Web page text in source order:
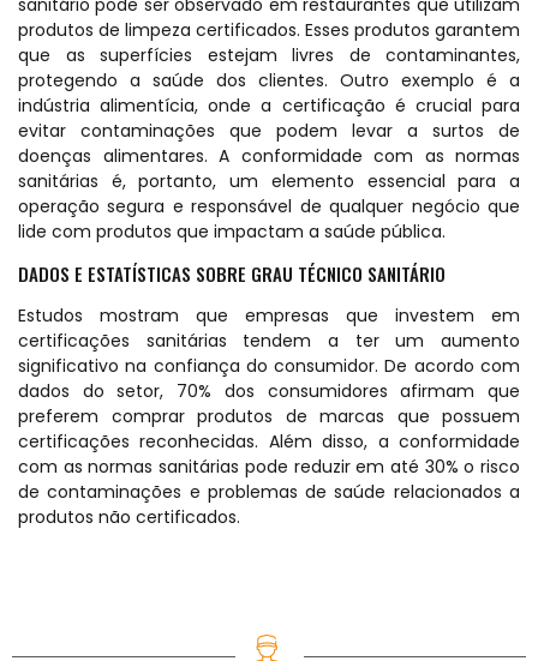
sanitário pode ser observado em restaurantes que utilizam
produtos de limpeza certificados. Esses produtos garantem
que as superfícies estejam livres de contaminantes,
protegendo a saúde dos clientes. Outro exemplo é a
indústria alimentícia, onde a certificação é crucial para
evitar contaminações que podem levar a surtos de
doenças alimentares. A conformidade com as normas
sanitárias é, portanto, um elemento essencial para a
operação segura e responsável de qualquer negócio que
lide com produtos que impactam a saúde pública.
DADOS E ESTATÍSTICAS SOBRE GRAU TÉCNICO SANITÁRIO
Estudos mostram que empresas que investem em
certificações sanitárias tendem a ter um aumento
significativo na confiança do consumidor. De acordo com
dados do setor, 70% dos consumidores afirmam que
preferem comprar produtos de marcas que possuem
certificações reconhecidas. Além disso, a conformidade
com as normas sanitárias pode reduzir em até 30% o risco
de contaminações e problemas de saúde relacionados a
produtos não certificados.